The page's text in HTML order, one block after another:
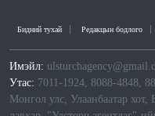
Бидний тухай Редакцын бодлого
Имэйл:
Утас: 7011-1924, 8088-4848,
Монгол улс, Улаанбаатар хот,